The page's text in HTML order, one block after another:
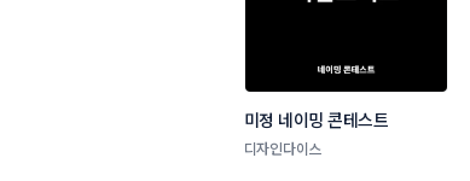
미정 네이밍 콘테스트
디자인다이스